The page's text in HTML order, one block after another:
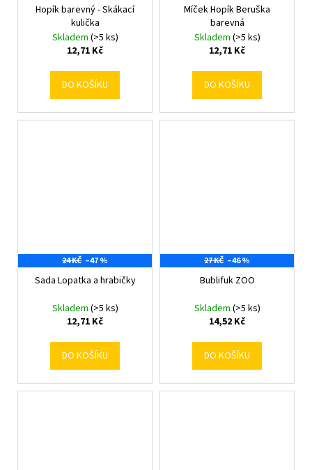
Hopík barevný - Skákací
kulička
Skladem (>5 ks)
12,71 Kč
DO KOŠÍKU
Míček Hopík Beruška
barevná
Skladem (>5 ks)
12,71 Kč
DO KOŠÍKU
24 KČ –47 %
Sada Lopatka a hrabičky
Skladem (>5 ks)
12,71 Kč
DO KOŠÍKU
27 KČ –46 %
Bublifuk ZOO
Skladem (>5 ks)
14,52 Kč
DO KOŠÍKU